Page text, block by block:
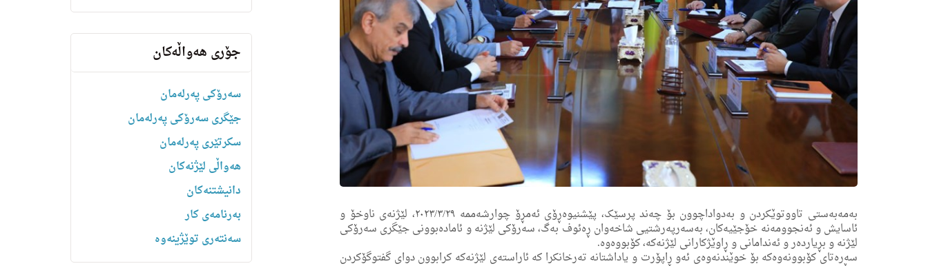
بەمەبەستی تاووتوێکردن و بەدواداچوون بۆ چەند پرسێک، پێشنیوەڕۆی ئەمڕۆ چوارشەممە ٢٠٢٣/٣/٢٩، لێژنەی ناوخۆ و
ئاسایش و ئەنجوومەنە خۆجێیەکان، بەسەرپەرشتیی شاخەوان ڕەئوف بەگ، سەرۆکی لێژنە و ئامادەبوونی جێگری سەرۆکی
لێژنە و بڕیاردەر و ئەندامانی و ڕاوێژکارانی لێژنەکە، کۆبووەوە.
سەرەتای کۆبوونەوەکە بۆ خوێندنەوەی ئەو ڕاپۆرت و یاداشتانە تەرخانکرا کە ئاراستەی لێژنەکە کرابوون دوای گفتوگۆکردن
جۆری هەواڵەکان
سەرۆکی پەرلەمان
جێگری سەرۆکی پەرلەمان
سکرتێری پەرلەمان
هه‌واڵى لێژنه‌كان
دانیشتنه‌کان
بەرنامەی کار
سەنتەری توێژینەوە